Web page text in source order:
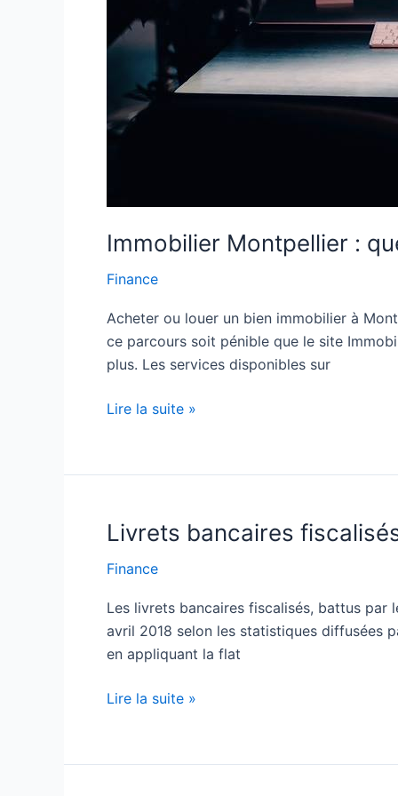
Immobilier Montpellier :
Finance
Acheter ou louer un bien immobilier à
ce parcours soit pénible que le site
plus. Les services disponibles sur
Lire la suite »
Livrets bancaires
Finance
Les livrets bancaires fiscalisés, battus par
avril 2018 selon les statistiques diffusées
en appliquant la flat
Livrets
fiscalisés
bas
Lire la suite »